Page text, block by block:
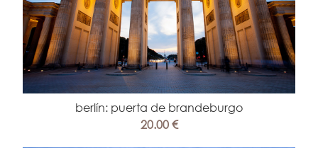
berlín: puerta de brandeburgo
20.00 €